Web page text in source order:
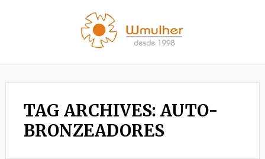
TAG ARCHIVES: AUTO-
BRONZEADORES